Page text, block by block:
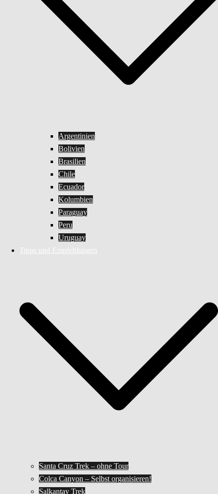
Argentinien
Bolivien
Brasilien
Chile
Ecuador
Kolumbien
Paraguay
Peru
Uruguay
Tipps und Empfehlungen
Santa Cruz Trek – ohne Tour
Colca Canyon – Selbst organisieren!
Salkantay Trek